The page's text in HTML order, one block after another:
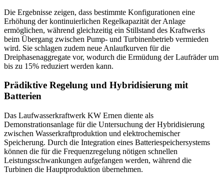
Die Ergebnisse zeigen, dass bestimmte Konfigurationen eine
Erhöhung der kontinuierlichen Regelkapazität der Anlage
ermöglichen, während gleichzeitig ein Stillstand des Kraftwerks
beim Übergang zwischen Pump- und Turbinenbetrieb vermieden
wird. Sie schlagen zudem neue Anlaufkurven für die
Dreiphasenaggregate vor, wodurch die Ermüdung der Laufräder um
bis zu 15% reduziert werden kann.
Prädiktive Regelung und Hybridisierung mit
Batterien
Das Laufwasserkraftwerk KW Ernen diente als
Demonstrationsanlage für die Untersuchung der Hybridisierung
zwischen Wasserkraftproduktion und elektrochemischer
Speicherung. Durch die Integration eines Batteriespeichersystems
können die für die Frequenzregelung nötigen schnellen
Leistungsschwankungen aufgefangen werden, während die
Turbinen die Hauptproduktion übernehmen.